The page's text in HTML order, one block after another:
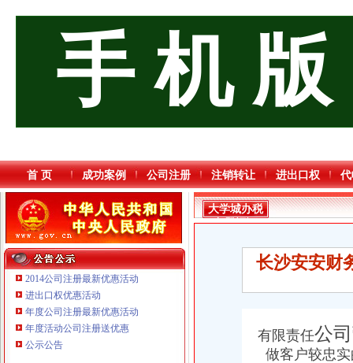
手 机 版
首 页 成功案例 公司注册 注销转让 进出口权
2014公司注册最新优惠活动
进出口权优惠活动
年度公司注册最新优惠活动
年度活动公司注册送优惠
公示公告
重庆三虹房地产营销策划有限公司
大学城办税
务登记证
长沙安安财
有限责任公
做客户较忠